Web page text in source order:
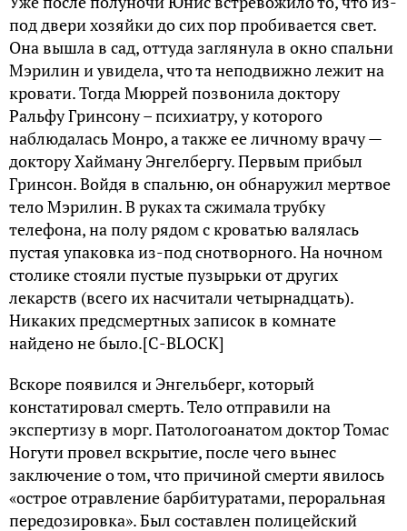
под двери хозяйки до сих пор пробивается свет.
Она вышла в сад, оттуда заглянула в окно спальни
Мэрилин и увидела, что та неподвижно лежит на
кровати. Тогда Мюррей позвонила доктору
Ральфу Гринсону – психиатру, у которого
наблюдалась Монро, а также ее личному врачу —
доктору Хайману Энгелбергу. Первым прибыл
Гринсон. Войдя в спальню, он обнаружил мертвое
тело Мэрилин. В руках та сжимала трубку
телефона, на полу рядом с кроватью валялась
пустая упаковка из-под снотворного. На ночном
столике стояли пустые пузырьки от других
лекарств (всего их насчитали четырнадцать).
Никаких предсмертных записок в комнате
найдено не было.[С-BLOCK]
Вскоре появился и Энгельберг, который
констатировал смерть. Тело отправили на
экспертизу в морг. Патологоанатом доктор Томас
Ногути провел вскрытие, после чего вынес
заключение о том, что причиной смерти явилось
«острое отравление барбитуратами, пероральная
передозировка». Был составлен полицейский